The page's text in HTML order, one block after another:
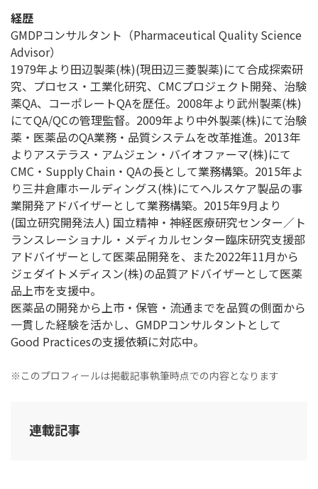
経歴
GMDPコンサルタント（Pharmaceutical Quality Science
Advisor）
1979年より田辺製薬(株)(現田辺三菱製薬)にて合成探索研
究、プロセス・工業化研究、CMCプロジェクト開発、治験
薬QA、コーポレートQAを歴任。2008年より武州製薬(株)
にてQA/QCの管理監督。2009年より中外製薬(株)にて治験
薬・医薬品のQA業務・品質システムを改革推進。2013年
よりアステラス・アムジェン・バイオファーマ(株)にて
CMC・Supply Chain・QAの長として業務構築。2015年よ
り三井倉庫ホールディングス(株)にてヘルスケア製品の事
業開発アドバイザーとして業務構築。2015年9月より
(国立研究開発法人) 国立精神・神経医療研究センター／ト
ランスレーショナル・メディカルセンター臨床研究支援部
アドバイザーとして医薬品開発を、また2022年11月から
ジェダイトメディスン(株)の品質アドバイザーとして医薬
品上市を支援中。
医薬品の開発から上市・保管・流通までを品質の側面から
一貫した経験を活かし、GMDPコンサルタントとして
Good Practicesの支援依頼に対応中。
※このプロフィールは掲載記事執筆時点での内容となります
連載記事